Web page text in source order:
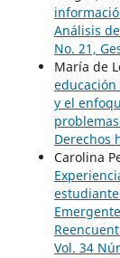
Análisis
No. 21,
María de
y el
Derechos
Carolina
Vol. 34